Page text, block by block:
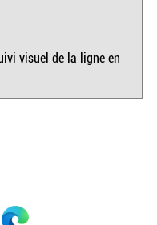
visuel de la ligne en